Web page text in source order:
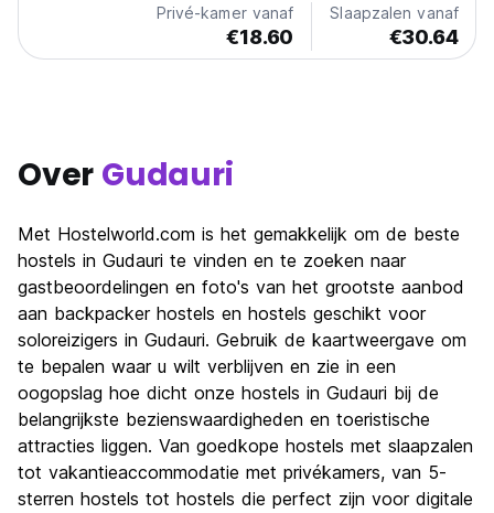
Privé-kamer vanaf
€18.60
Slaapzalen vanaf
€30.64
Over Gudauri
Met Hostelworld.com is het gemakkelijk om de beste
hostels in Gudauri te vinden en te zoeken naar
gastbeoordelingen en foto's van het grootste aanbod
aan backpacker hostels en hostels geschikt voor
soloreizigers in Gudauri. Gebruik de kaartweergave om
te bepalen waar u wilt verblijven en zie in een
oogopslag hoe dicht onze hostels in Gudauri bij de
belangrijkste bezienswaardigheden en toeristische
attracties liggen. Van goedkope hostels met slaapzalen
tot vakantieaccommodatie met privékamers, van 5-
sterren hostels tot hostels die perfect zijn voor digitale